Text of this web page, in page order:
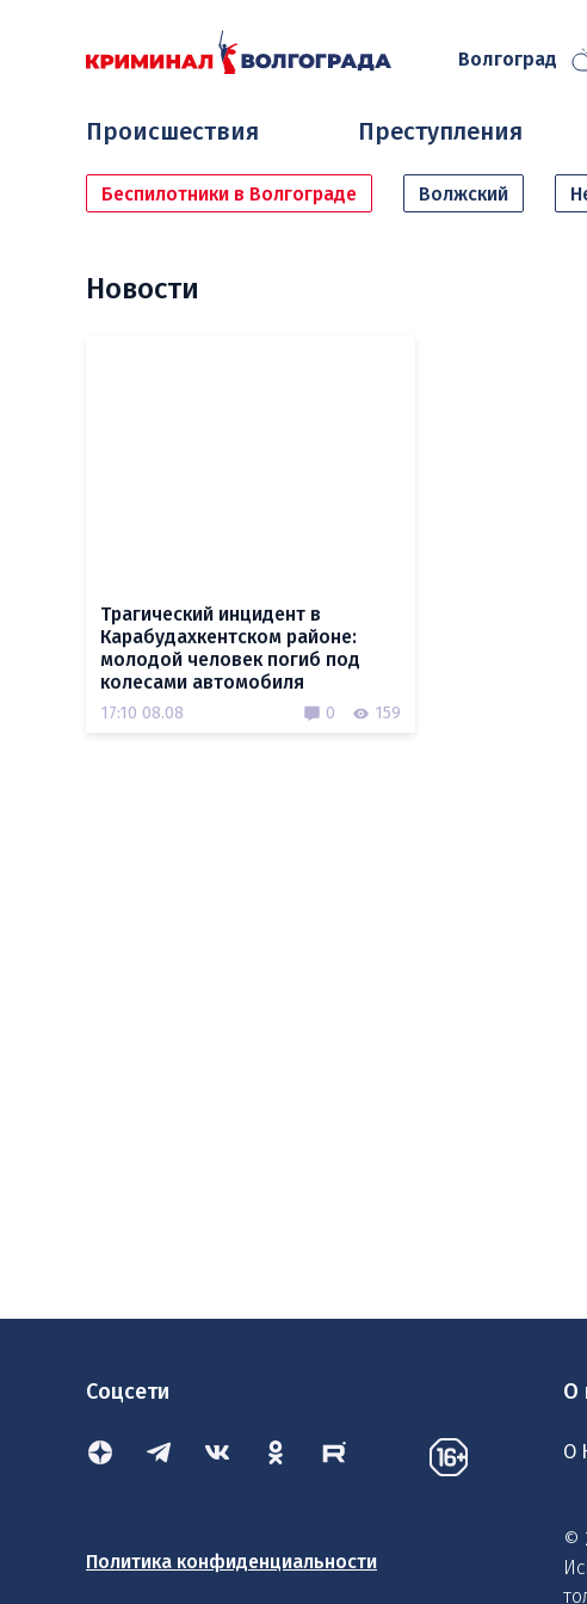
Волгоград
Происшествия Преступления
Беспилотники в Волгограде Волжский
Новости
Трагический инцидент в
Карабудахкентском районе:
молодой человек погиб под
колесами автомобиля
17:10 08.08 0 159
Соцсети
Политика конфиденциальности
О
О
©